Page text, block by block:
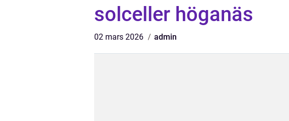
solceller höganäs
02 mars 2026 admin